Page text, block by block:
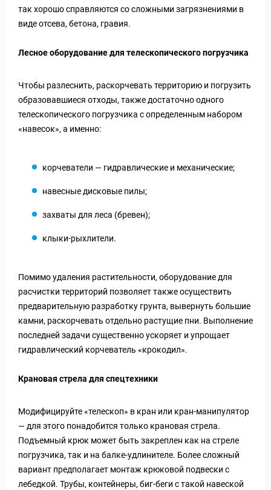
так хорошо справляются со сложными загрязнениями в
виде отсева, бетона, гравия.
Лесное оборудование для телескопического погрузчика
Чтобы разлеснить, раскорчевать территорию и погрузить
образовавшиеся отходы, также достаточно одного
телескопического погрузчика с определенным набором
«навесок», а именно:
корчеватели — гидравлические и механические;
навесные дисковые пилы;
захваты для леса (бревен);
клыки-рыхлители.
Помимо удаления растительности, оборудование для
расчистки территорий позволяет также осуществить
предварительную разработку грунта, вывернуть большие
камни, раскорчевать отдельно растущие пни. Выполнение
последней задачи существенно ускоряет и упрощает
гидравлический корчеватель «крокодил».
Крановая стрела для спецтехники
Модифицируйте «телескоп» в кран или кран-манипулятор
— для этого понадобится только крановая стрела.
Подъемный крюк может быть закреплен как на стреле
погрузчика, так и на балке-удлинителе. Более сложный
вариант предполагает монтаж крюковой подвески с
лебедкой. Трубы, контейнеры, биг-беги с такой навеской